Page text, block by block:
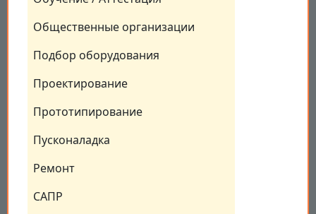
Общественные организации
Подбор оборудования
Проектирование
Прототипирование
Пусконаладка
Ремонт
САПР